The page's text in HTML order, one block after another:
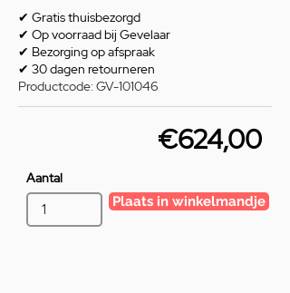
✔ Gratis thuisbezorgd
✔ Op voorraad bij Gevelaar
✔ Bezorging op afspraak
✔ 30 dagen retourneren
Productcode: GV-101046
€624,00
Aantal
Plaats in winkelmandje